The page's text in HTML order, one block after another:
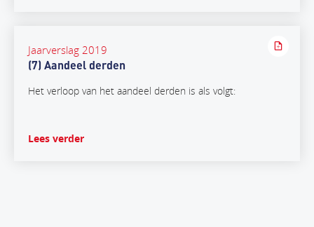
Jaarverslag 2019
(7) Aandeel derden
Het verloop van het aandeel derden is als volgt:
Lees verder